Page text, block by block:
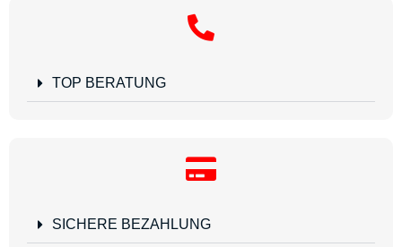
TOP BERATUNG
SICHERE BEZAHLUNG